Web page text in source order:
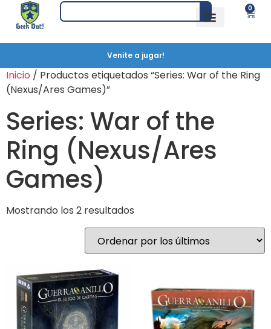
0
Venite a jugar!
Inicio / Productos etiquetados “Series: War of the Ring
(Nexus/Ares Games)”
Series: War of the
Ring (Nexus/Ares
Games)
Mostrando los 2 resultados